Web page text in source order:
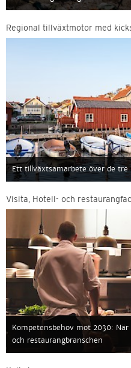
Regional tillväxtmotor med
Ett tillväxtsamarbete över de tre
Visita, Hotell- och
Kompetensbehov mot 2030:
och restaurangbranschen